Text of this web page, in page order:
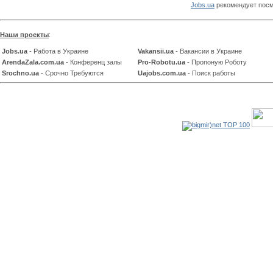
Jobs.ua рекомендует
Наши проекты:
Jobs.ua - Работа в Украине Vakansii.ua - Вакансии в Украине
ArendaZala.com.ua - Конференц залы Pro-Robotu.ua - Пропоную Роботу
Srochno.ua - Срочно Требуются Uajobs.com.ua - Поиск работы